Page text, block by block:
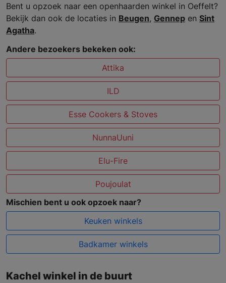
Bent u opzoek naar een openhaarden winkel in Oeffelt?
Bekijk dan ook de locaties in Beugen, Gennep en Sint
Agatha.
Andere bezoekers bekeken ook:
Attika
ILD
Esse Cookers & Stoves
NunnaUuni
Elu-Fire
Poujoulat
Mischien bent u ook opzoek naar?
Keuken winkels
Badkamer winkels
Kachel winkel in de buurt